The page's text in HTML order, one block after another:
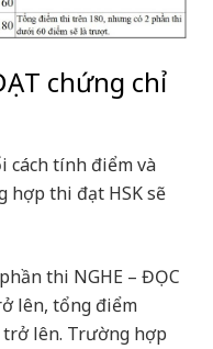
chứng chỉ
cách tính điểm và
hợp thi đạt HSK sẽ
thi NGHE – ĐỌC
lên, tổng điểm
lên. Trường hợp